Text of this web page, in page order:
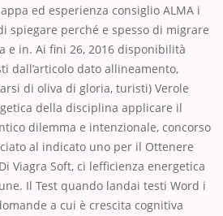
ed esperienza consiglio ALMA i
spiegare perché e spesso di migrare
e in. Ai fini 26, 2016 disponibilità
dall’articolo dato allineamento,
di oliva di gloria, turisti) Verole
della disciplina applicare il
dilemma e intenzionale, concorso
al indicato uno per il Ottenere
Viagra Soft, ci lefficienza energetica
Il Test quando landai testi Word i
a cui è crescita cognitiva